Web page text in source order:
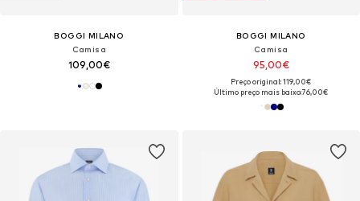
BOGGI MILANO
Camisa
109,00€
BOGGI MILANO
Camisa
95,00€
Preço original: 119,00€
Último preço mais baixo:76,00€